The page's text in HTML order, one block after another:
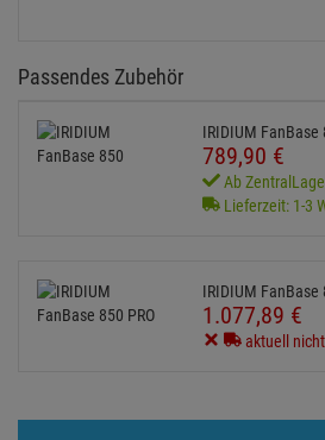
Passendes Zubehör
IRIDIUM FanBase
789,90 €
Ab
Lieferzeit: 1-3
IRIDIUM FanBase
1.077,89 €
aktuell